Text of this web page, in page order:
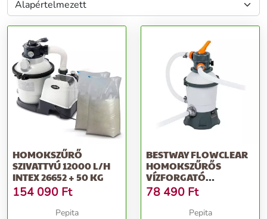
HOMOKSZŰRŐ
SZIVATTYÚ 12000 L/H
INTEX 26652 + 50 KG
154 090 Ft
Pepita
BESTWAY FLOWCLEAR
HOMOKSZŰRŐS
VÍZFORGATÓ
SZIVATTYÚ
78 490 Ft
Pepita